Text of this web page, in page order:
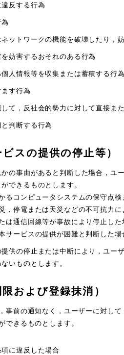
反する行為
ットワークの機能を破壊したり，
妨害するおそれのある行為
人情報等を収集または蓄積する行為
す行為
て，反社会的勢力に対して直接ま
判断する行為
スの提供の停止等）
の事由があると判断した場合，ユ
できるものとします。
るコンピュータシステムの保守点
，停電または天災などの不可抗力
は通信回線等が事故により停止した
サービスの提供が困難と判断した場
供の停止または中断により，ユー
いものとします。
および登録抹消）
事前の通知なく，ユーザーに対し
できるものとします。
に違反した場合